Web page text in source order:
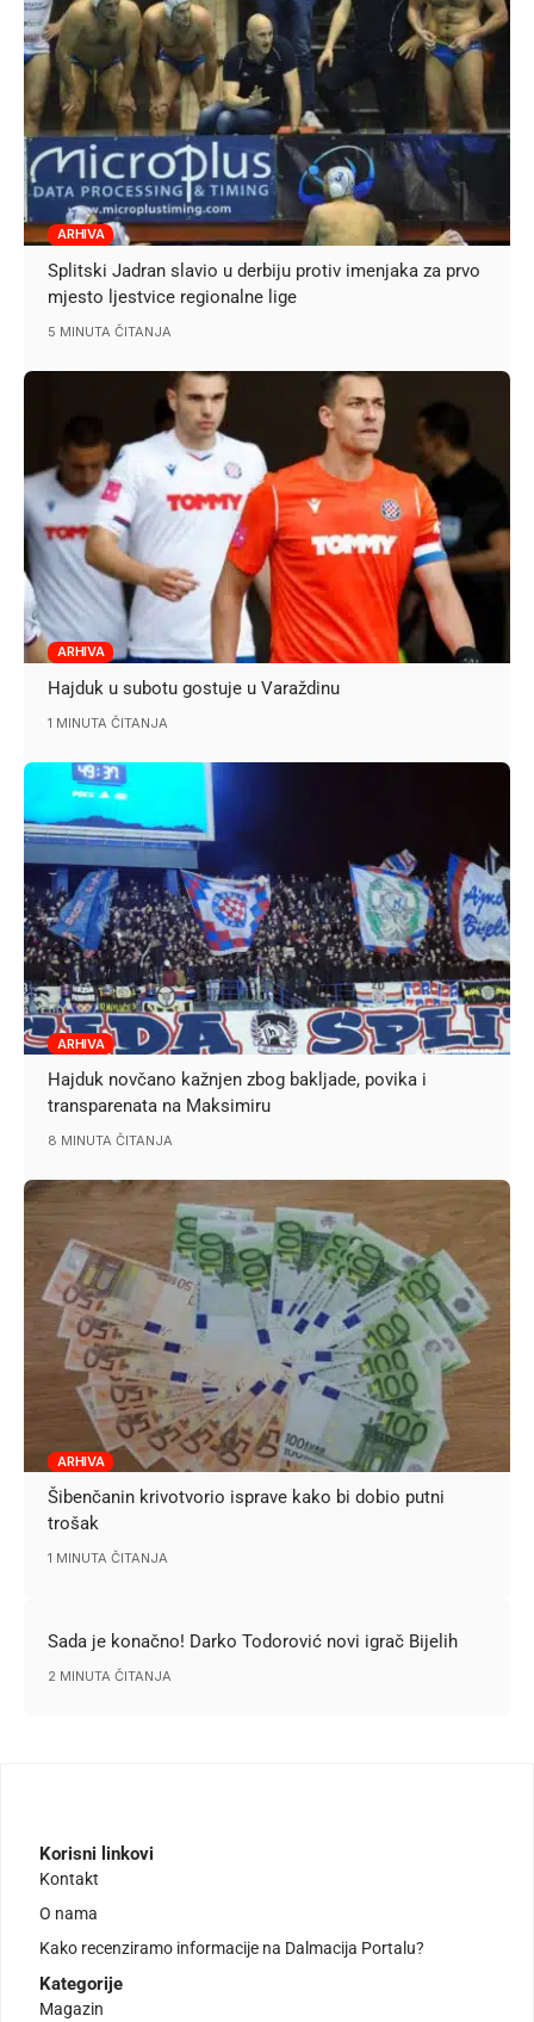
ARHIVA
Splitski Jadran slavio u derbiju protiv imenjaka za prvo
mjesto ljestvice regionalne lige
5 MINUTA ČITANJA
ARHIVA
Hajduk u subotu gostuje u Varaždinu
1 MINUTA ČITANJA
ARHIVA
Hajduk novčano kažnjen zbog bakljade, povika i
transparenata na Maksimiru
8 MINUTA ČITANJA
ARHIVA
Šibenčanin krivotvorio isprave kako bi dobio putni
trošak
1 MINUTA ČITANJA
Sada je konačno! Darko Todorović novi igrač Bijelih
2 MINUTA ČITANJA
Korisni linkovi
Kontakt
O nama
Kako recenziramo informacije na Dalmacija Portalu?
Kategorije
Magazin